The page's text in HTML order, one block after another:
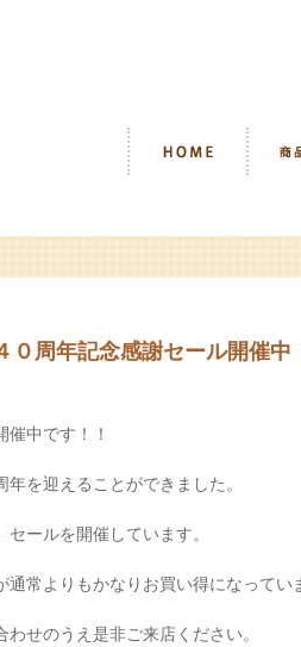
０周年記念感謝セール開催中
催中です！！
を迎えることができました。
ールを開催しています。
通常よりもかなりお買い得になってい
せのうえ是非ご来店ください。